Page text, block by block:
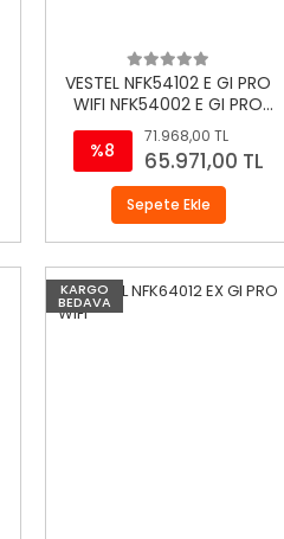
VESTEL NFK54102 E GI PRO
WIFI NFK54002 E GI PRO
WIFI
%8
71.968,00 TL
65.971,00 TL
Sepete Ekle
KARGO
BEDAVA